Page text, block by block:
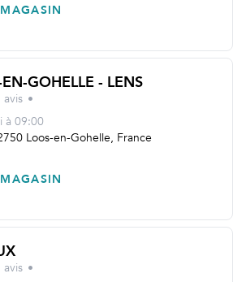
GOHELLE - LENS
avis •
à 09:00
Loos-en-Gohelle, France
avis •